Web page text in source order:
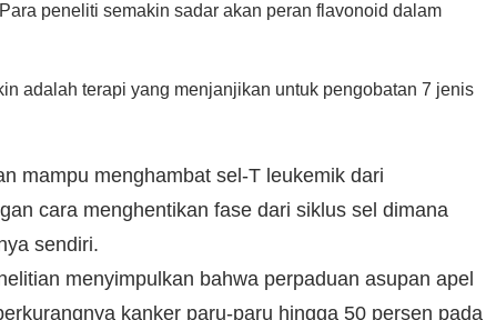
peneliti semakin sadar akan peran flavonoid dalam
adalah terapi yang menjanjikan untuk pengobatan 7 jenis
mampu menghambat sel-T leukemik dari
cara menghentikan fase dari siklus sel dimana
sendiri.
menyimpulkan bahwa perpaduan asupan apel
kanker paru-paru hingga 50 persen pada